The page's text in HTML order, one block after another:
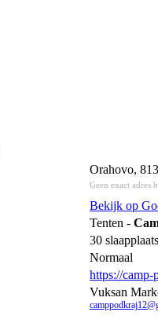
Orahovo,
Geen exact adres
Bekijk op
Tenten -
30
Normaal
https://camp-
Vuksan